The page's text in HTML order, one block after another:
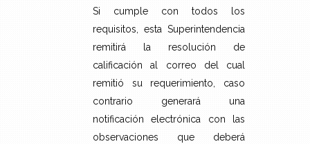
Si cumple con todos los
requisitos, esta Superintendencia
remitirá la resolución de
calificación al correo del cual
remitió su requerimiento, caso
contrario generará una
notificación electrónica con las
observaciones que deberá